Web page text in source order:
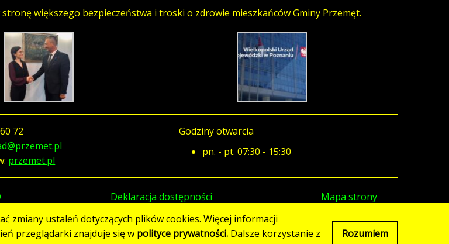
większego bezpieczeństwa i troski o zdrowie mieszkańców Gminy Przemęt.
72
przemet.pl
Godziny otwarcia
pn. - pt. 07:30 - 15:30
Deklaracja dostępności Mapa strony
w standardzie WCAG 2.1
zmiany ustaleń dotyczących plików cookies. Więcej informacji
przeglądarki znajduje się w polityce prywatności. Dalsze korzystanie z
Rozumiem